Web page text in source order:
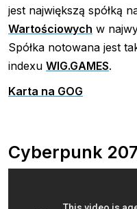
jest największą spółką
Wartościowych w
Spółka notowana jest
indexu WIG.GAMES.
Karta na GOG
Cyberpunk